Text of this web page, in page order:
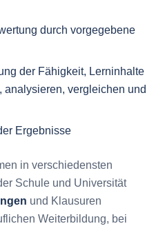
durch vorgegebene
der Fähigkeit, Lerninhalte
analysieren, vergleichen und
Ergebnisse
in verschiedensten
Schule und Universität
und Klausuren
Weiterbildung, bei